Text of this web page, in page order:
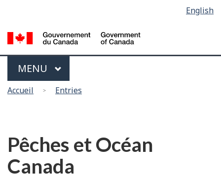
main
content
la
version
HTML
la
langue
English
Menu
MAIN
MENU
Vous
Accueil Entries
Pêches et Océan
Canada